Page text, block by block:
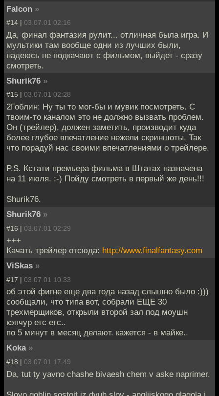
Falcon »
#14 | 03.07.01 02:16
Да, финал фантазия рулит... отличная была игра. И
мультики там вообще одни из лучших были,
надеюсь не подкачают с фильмом, выйдет - сразу
смотреть.
Shurik76 »
#15 | 03.07.01 02:28
2Гоблин: Ну ты то мог-бы и мувик посмотреть. С
твоим-то каналом это не должно вызвать проблем.
Он (трейлер), должен заметить, производит куда
более глубое впечатление нежели скриншоты. Так
что порадуй нас своими впечатлениями о трейлере.
P.S. Кстати премьера фильма в Штатах назначена
на 11 июля. :-) Пойду смотреть в первый же день!!!
Shurik76.
Shurik76 »
#16 | 03.07.01 02:29
+++
Качать трейлер отсюда: http://www.finalfantasy.com
ViSkas »
#17 | 03.07.01 10:33
об этой фигне еще два года назад слышно было :)))
сообщали, что типа вот, собрали ЕЩЕ 30
трехмерщиков, открыли второй зал под моушн
кэпчур етс етс..
по 5 минут в месяц делают. кажется - в майке..
Koka »
#18 | 03.07.01 17:49
Da, tut ty yavno chashe bivaesh chem v aske naprimer.